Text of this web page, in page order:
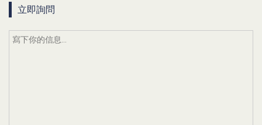
立即詢問